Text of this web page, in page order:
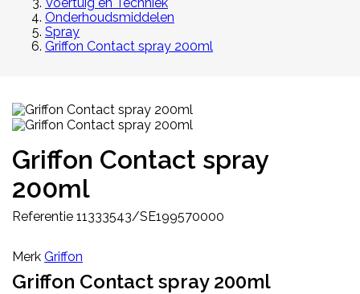
Onderhoudsmiddelen
Spray
Griffon Contact spray 200ml
Griffon Contact spray
200ml
Referentie 11333543/SE199570000
Merk Griffon
Griffon Contact spray 200ml